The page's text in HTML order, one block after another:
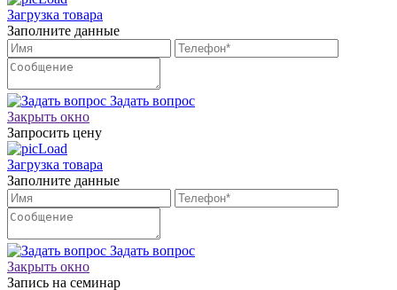
Загрузка товара
Заполните данные
Задать вопрос
Закрыть окно
Запросить цену
Загрузка товара
Заполните данные
Задать вопрос
Закрыть окно
Запись на семинар